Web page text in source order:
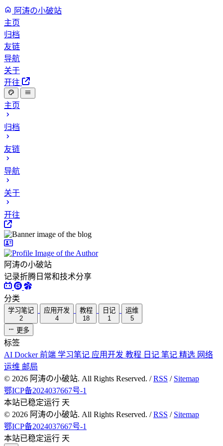
阿涛の小破站
主页
归档
友链
导航
关于
开往
主页
归档
友链
导航
关于
开往
阿涛の小破站
记录折腾日常和技术分享
分类
学习笔记
2
应用开发
4
教程
18
日记
1
运维
5
更多
标签
AI Docker前端 学习笔记 应用开发 教程 日记 笔记 精选 网络
运维 邮局
© 2026 阿涛の小破站. All Rights Reserved. /RSS / Sitemap
鄂ICP备2024037667号-1
本站已稳定运行 天
© 2026 阿涛の小破站. All Rights Reserved. /RSS / Sitemap
鄂ICP备2024037667号-1
本站已稳定运行 天